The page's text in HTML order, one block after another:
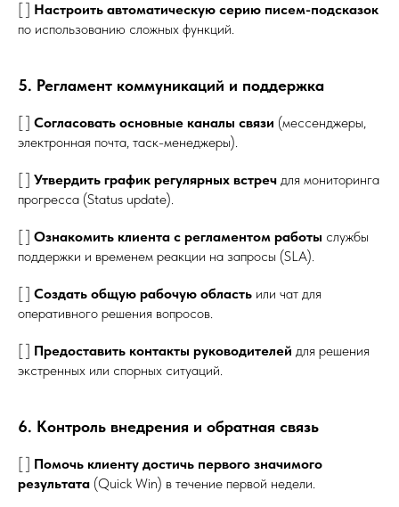
[ ] Настроить автоматическую серию писем-подсказок
по использованию сложных функций.
5. Регламент коммуникаций и поддержка
[ ] Согласовать основные каналы связи (мессенджеры,
электронная почта, таск-менеджеры).
[ ] Утвердить график регулярных встреч для мониторинга
прогресса (Status update).
[ ] Ознакомить клиента с регламентом работы службы
поддержки и временем реакции на запросы (SLA).
[ ] Создать общую рабочую область или чат для
оперативного решения вопросов.
[ ] Предоставить контакты руководителей для решения
экстренных или спорных ситуаций.
6. Контроль внедрения и обратная связь
[ ] Помочь клиенту достичь первого значимого
результата (Quick Win) в течение первой недели.